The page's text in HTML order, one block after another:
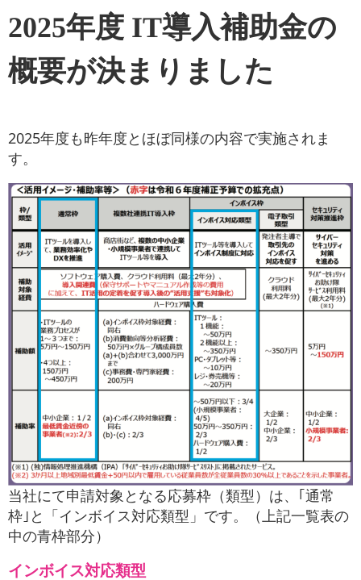
資料請求
お役立ち情報
2025年度 IT導入補助金の
概要が決まりました
2025年度も昨年度とほぼ同様の内容で実施されま
す。
当社にて申請対象となる応募枠（類型）は、｢通常
枠｣と「インボイス対応類型」です。（上記一覧表の
中の青枠部分）
インボイス対応類型